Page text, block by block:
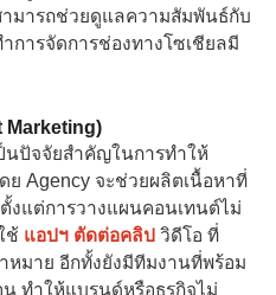
ามารถช่วยดูแลความสัมพันธ์กับ
การจัดการช่องทางโซเชียลมี
Marketing)
นปัจจัยสำคัญในการทำให้
ย Agency จะช่วยผลิตเนื้อหาที่
งแต่การวางแผนคอนเทนต์ไม่
ช้ แอปฯ ตัดต่อคลิป วิดีโอ ที่
หมาย อีกทั้งยังมีทีมงานที่พร้อม
ทำให้แบรนด์หรือธุรกิจไม่